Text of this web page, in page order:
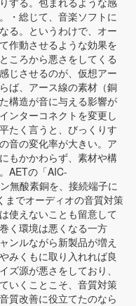
・総じて、音楽ソフトに
る。というわけで、オー
作動させるような効果を
ころから悪さをしてくる
じさせるのが、仮想アー
ば、アース線の素材（銅
構造が音に与える影響が
ンターコネクトを変更し
たく言うと、びっくりす
音の変化率が大きい。ア
もかかわらず、素材や構
AETの「AIC-
無酸素銅を、接続端子に
までオーディオの音質対策
使えないことも留意して
く環境は悪くなる一方
ンルながら新製品が増え
みくもに取り入れれば良
ズ源が悪さをしており、
いくことこそ、音質対策
質改善に役立てたのなら